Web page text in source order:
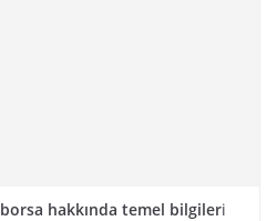
borsa hakkında temel bilgileri